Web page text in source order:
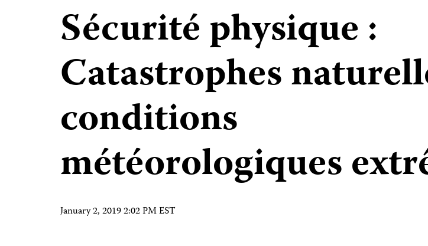
Sécurité physique :
Catastrophes
conditions
météorologiques
January 2, 2019 2:02 PM EST